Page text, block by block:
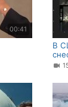
00:41
В